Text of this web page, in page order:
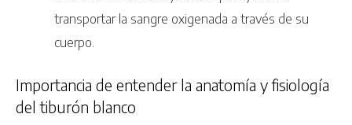
transportar la sangre oxigenada a través de su
cuerpo.
Importancia de entender la anatomía y fisiología
del tiburón blanco